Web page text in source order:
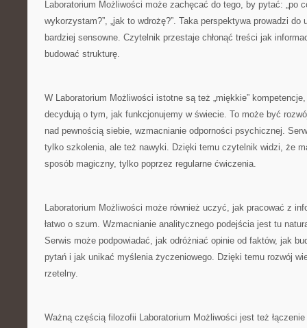
Laboratorium Możliwości może zachęcać do tego, by pytać: „po
wykorzystam?”, „jak to wdrożę?”. Taka perspektywa prowadzi
bardziej sensowne. Czytelnik przestaje chłonąć treści jak
budować strukturę.
W Laboratorium Możliwości istotne są też „miękkie”
decydują o tym, jak funkcjonujemy w świecie. To może być
nad pewnością siebie, wzmacnianie odporności psychicznej.
tylko szkolenia, ale też nawyki. Dzięki temu czytelnik widzi, że
sposób magiczny, tylko poprzez regularne ćwiczenia.
Laboratorium Możliwości może również uczyć, jak pracować z
łatwo o szum. Wzmacnianie analitycznego podejścia jest tu
Serwis może podpowiadać, jak odróżniać opinie od faktów, jak
pytań i jak unikać myślenia życzeniowego. Dzięki temu rozwój
rzetelny.
Ważną częścią filozofii Laboratorium Możliwości jest też